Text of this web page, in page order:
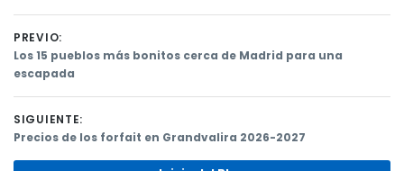
Navegación
de
entradas
PREVIO:
Previous
post:
Los 15 pueblos más bonitos cerca de Madrid para una
escapada
SIGUIENTE:
Next
Precios de los forfait en Grandvalira 2026-2027